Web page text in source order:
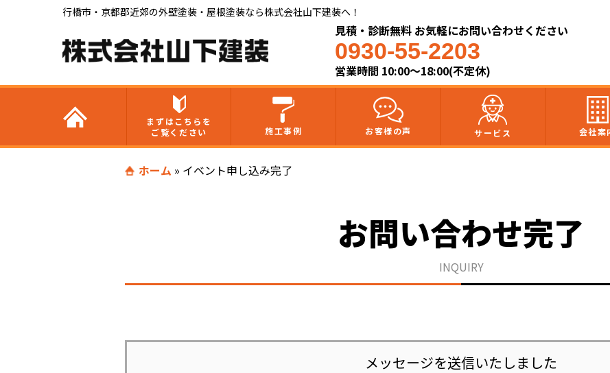
行橋市・京都郡近郊の外壁塗装・屋根塗装なら株式会社山下建装へ！
見積・診断無料 お気軽にお問い合わせください
0930-55-2203
営業時間 10:00～18:00(不定休)
まずはこちらを
ご覧ください
施工事例 お客様の声 サービス 会社案
ホーム » イベント申し込み完了
お問い合わせ完了
INQUIRY
メッセージを送信いたしました